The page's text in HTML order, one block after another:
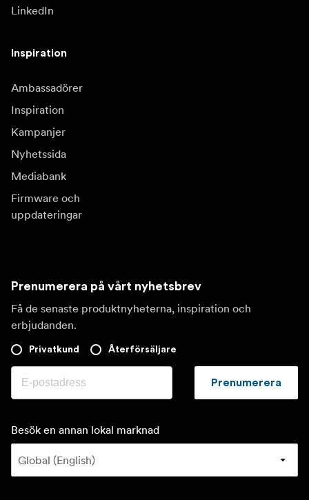
LinkedIn
Inspiration
Ambassadörer
Inspiration
Kampanjer
Nyhetssida
Mediabank
Firmware och
uppdateringar
Prenumerera på vårt nyhetsbrev
Få de senaste produktnyheterna, inspiration och
erbjudanden.
Privatkund Återförsäljare
Prenumerera
Besök en annan lokal marknad